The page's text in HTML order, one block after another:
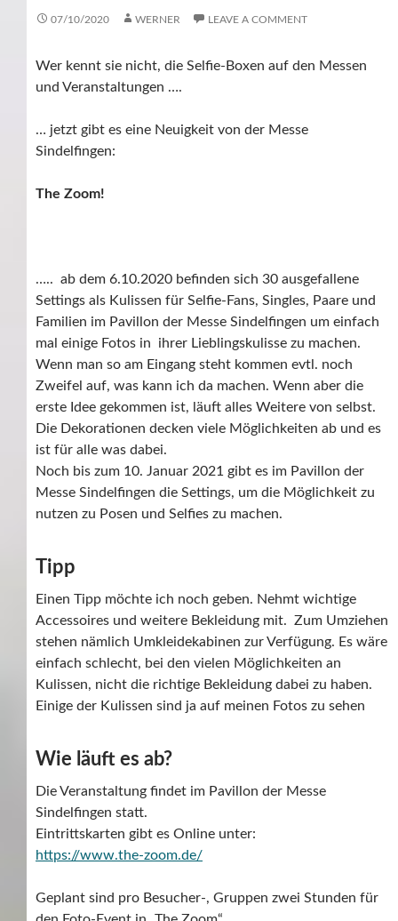
07/10/2020 WERNER LEAVE A COMMENT
Wer kennt sie nicht, die Selfie-Boxen auf den Messen
und Veranstaltungen ….
… jetzt gibt es eine Neuigkeit von der Messe
Sindelfingen:
The Zoom!
….. ab dem 6.10.2020 befinden sich 30 ausgefallene
Settings als Kulissen für Selfie-Fans, Singles, Paare und
Familien im Pavillon der Messe Sindelfingen um einfach
mal einige Fotos in ihrer Lieblingskulisse zu machen.
Wenn man so am Eingang steht kommen evtl. noch
Zweifel auf, was kann ich da machen. Wenn aber die
erste Idee gekommen ist, läuft alles Weitere von selbst.
Die Dekorationen decken viele Möglichkeiten ab und es
ist für alle was dabei.
Noch bis zum 10. Januar 2021 gibt es im Pavillon der
Messe Sindelfingen die Settings, um die Möglichkeit zu
nutzen zu Posen und Selfies zu machen.
Tipp
Einen Tipp möchte ich noch geben. Nehmt wichtige
Accessoires und weitere Bekleidung mit. Zum Umziehen
stehen nämlich Umkleidekabinen zur Verfügung. Es wäre
einfach schlecht, bei den vielen Möglichkeiten an
Kulissen, nicht die richtige Bekleidung dabei zu haben.
Einige der Kulissen sind ja auf meinen Fotos zu sehen
Wie läuft es ab?
Die Veranstaltung findet im Pavillon der Messe
Sindelfingen statt.
Eintrittskarten gibt es Online unter:
https://www.the-zoom.de/
Geplant sind pro Besucher-, Gruppen zwei Stunden für